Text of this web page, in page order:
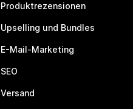
Produktrezensionen
Upselling und Bundles
E-Mail-Marketing
SEO
Versand